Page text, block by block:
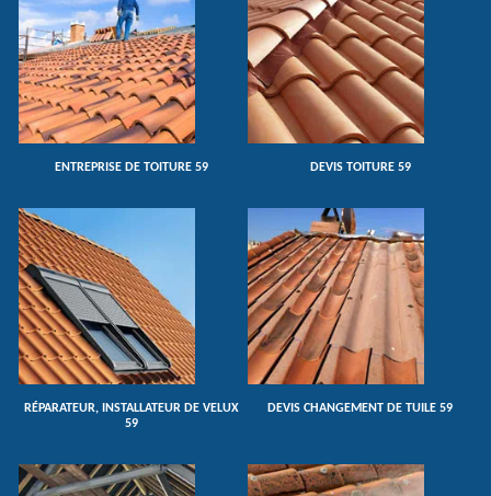
ENTREPRISE DE TOITURE 59 DEVIS TOITURE 59
RÉPARATEUR, INSTALLATEUR DE VELUX
59
DEVIS CHANGEMENT DE TUILE 59